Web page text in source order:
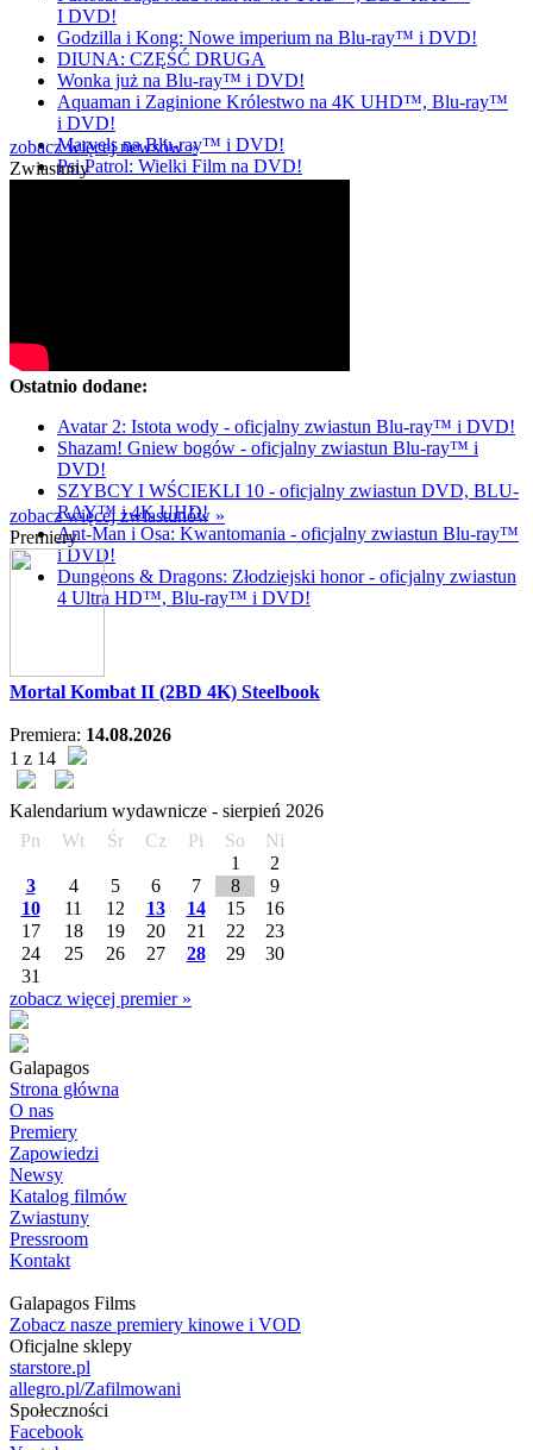
I DVD!
Godzilla i Kong: Nowe imperium na Blu-ray™ i DVD!
DIUNA: CZĘŚĆ DRUGA
Wonka już na Blu-ray™ i DVD!
Aquaman i Zaginione Królestwo na 4K UHD™, Blu-ray™
i DVD!
Marvels na Blu-ray™ i DVD!
Psi Patrol: Wielki Film na DVD!
zobacz więcej newsów »
Zwiastuny
Ostatnio dodane:
Avatar 2: Istota wody - oficjalny zwiastun Blu-ray™ i DVD!
Shazam! Gniew bogów - oficjalny zwiastun Blu-ray™ i
DVD!
SZYBCY I WŚCIEKLI 10 - oficjalny zwiastun DVD, BLU-
RAY™ i 4K UHD!
Ant-Man i Osa: Kwantomania - oficjalny zwiastun Blu-ray™
i DVD!
Dungeons & Dragons: Złodziejski honor - oficjalny zwiastun
4 Ultra HD™, Blu-ray™ i DVD!
zobacz więcej zwiastunów »
Premiery
Mortal Kombat II (2BD 4K) Steelbook
Premiera: 14.08.2026
1 z 14
Kalendarium wydawnicze - sierpień 2026
Pn
Wt Śr Cz Pi So
Ni
1
2
3
4 5 6 7 8
9
10
11 12 13 14 15
16
17
18 19 20 21 22
23
24
25 26 27 28 29
30
31
zobacz więcej premier »
Galapagos
Strona główna
O nas
Premiery
Zapowiedzi
Newsy
Katalog filmów
Zwiastuny
Pressroom
Kontakt
Galapagos Films
Zobacz nasze premiery kinowe i VOD
Oficjalne sklepy
starstore.pl
allegro.pl/Zafilmowani
Społeczności
Facebook